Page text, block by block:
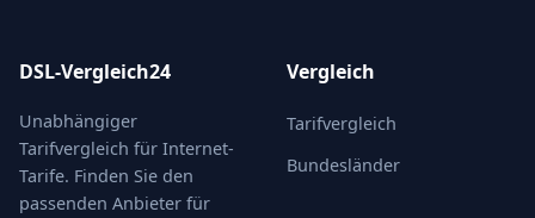
DSL-Vergleich24
Unabhängiger
Tarifvergleich für Internet-
Tarife. Finden Sie den
passenden Anbieter für
Vergleich
Tarifvergleich
Bundesländer